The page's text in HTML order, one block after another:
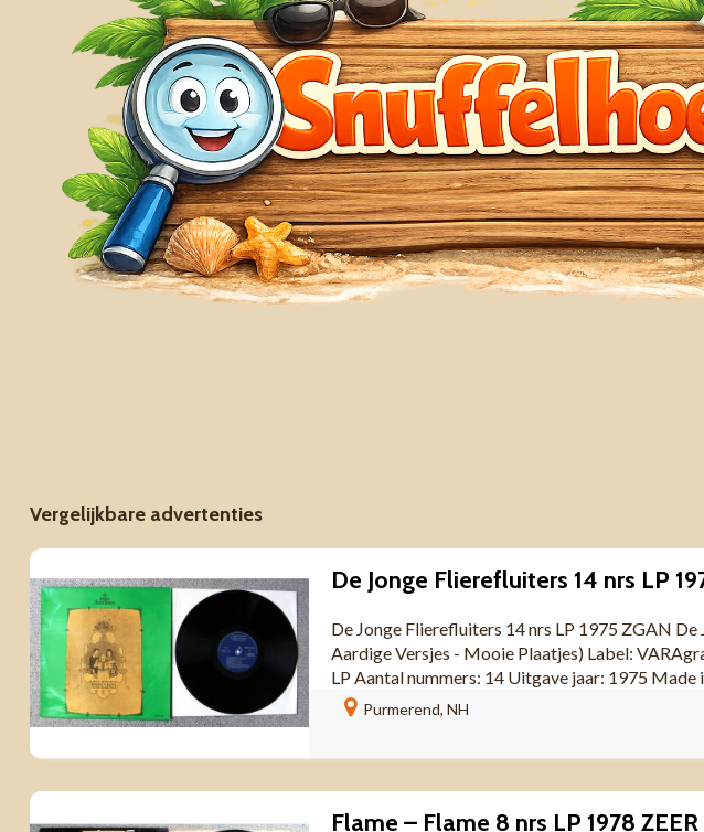
Vergelijkbare advertenties
De Jonge Flierefluiters 14 nrs LP
De Jonge Flierefluiters 14 nrs LP 1975 ZGAN
Aardige Versjes - Mooie Plaatjes) Label:
LP Aantal nummers: 14 Uitgave jaar: 1975 Made
Purmerend, NH